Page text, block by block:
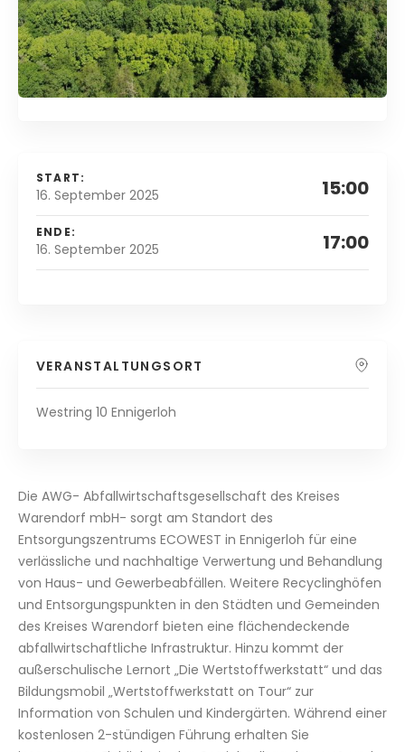
START:
16. September 2025 15:00
ENDE:
16. September 2025 17:00
VERANSTALTUNGSORT
Westring 10 Ennigerloh
Die AWG- Abfallwirtschaftsgesellschaft des Kreises
Warendorf mbH- sorgt am Standort des
Entsorgungszentrums ECOWEST in Ennigerloh für eine
verlässliche und nachhaltige Verwertung und Behandlung
von Haus- und Gewerbeabfällen. Weitere Recyclinghöfen
und Entsorgungspunkten in den Städten und Gemeinden
des Kreises Warendorf bieten eine flächendeckende
abfallwirtschaftliche Infrastruktur. Hinzu kommt der
außerschulische Lernort „Die Wertstoffwerkstatt“ und das
Bildungsmobil „Wertstoffwerkstatt on Tour“ zur
Information von Schulen und Kindergärten. Während einer
kostenlosen 2-stündigen Führung erhalten Sie